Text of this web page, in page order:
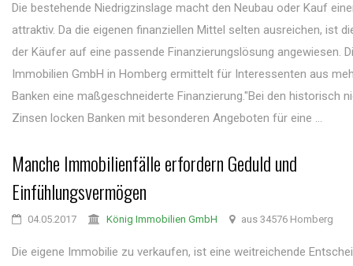
Die bestehende Niedrigzinslage macht den Neubau oder Kauf
attraktiv. Da die eigenen finanziellen Mittel selten ausreichen, ist
der Käufer auf eine passende Finanzierungslösung angewiesen.
Immobilien GmbH in Homberg ermittelt für Interessenten aus
Banken eine maßgeschneiderte Finanzierung."Bei den historisch
Zinsen locken Banken mit besonderen Angeboten für eine ...
Manche Immobilienfälle erfordern Geduld und
Einfühlungsvermögen
04.05.2017 König Immobilien GmbH aus 34576 Homberg
Die eigene Immobilie zu verkaufen, ist eine weitreichende